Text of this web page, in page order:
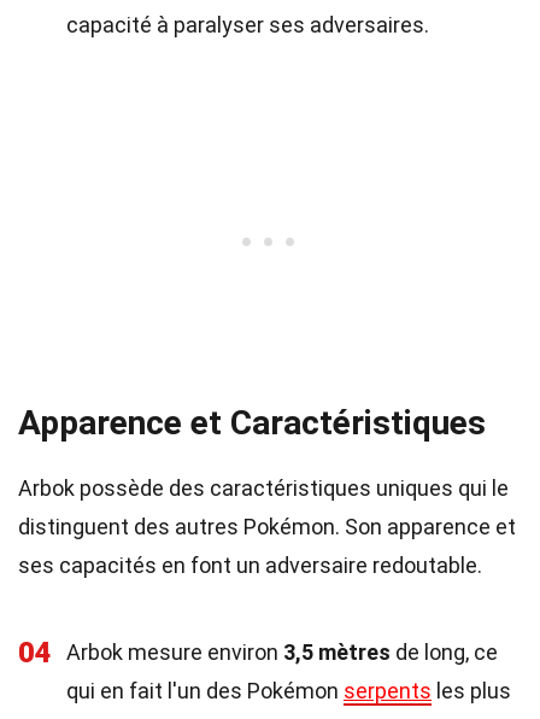
capacité à paralyser ses adversaires.
Apparence et Caractéristiques
Arbok possède des caractéristiques uniques qui le
distinguent des autres Pokémon. Son apparence et
ses capacités en font un adversaire redoutable.
04 Arbok mesure environ 3,5 mètres de long, ce
qui en fait l'un des Pokémon serpents les plus